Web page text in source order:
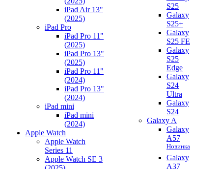
iPad Air 13"
(2025)
iPad Pro
iPad Pro 11"
(2025)
iPad Pro 13"
(2025)
iPad Pro 11"
(2024)
iPad Pro 13"
(2024)
iPad mini
iPad mini
(2024)
Apple Watch
Apple Watch
Series 11
Apple Watch SE 3
S25
Galaxy
S25+
Galaxy
S25 FE
Galaxy
S25
Edge
Galaxy
S24
Ultra
Galaxy
S24
Galaxy A
Galaxy
A57
Новинка
Galaxy
A37